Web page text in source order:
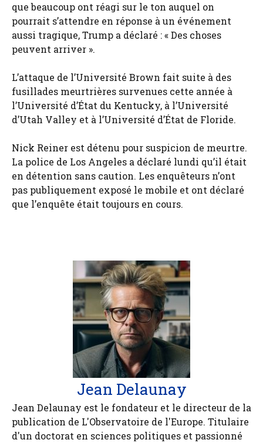
que beaucoup ont réagi sur le ton auquel on
pourrait s’attendre en réponse à un événement
aussi tragique, Trump a déclaré : « Des choses
peuvent arriver ».
L’attaque de l’Université Brown fait suite à des
fusillades meurtrières survenues cette année à
l’Université d’État du Kentucky, à l’Université
d’Utah Valley et à l’Université d’État de Floride.
Nick Reiner est détenu pour suspicion de meurtre.
La police de Los Angeles a déclaré lundi qu’il était
en détention sans caution. Les enquêteurs n’ont
pas publiquement exposé le mobile et ont déclaré
que l’enquête était toujours en cours.
Jean Delaunay
Jean Delaunay est le fondateur et le directeur de la
publication de L'Observatoire de l'Europe. Titulaire
d'un doctorat en sciences politiques et passionné